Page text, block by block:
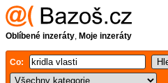
Oblíbené inzeráty, Moje inzeráty
Co: